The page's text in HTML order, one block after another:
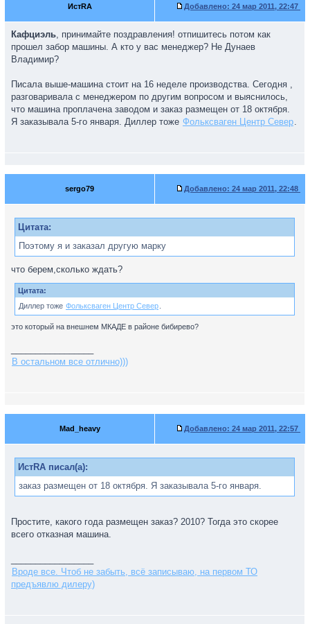
ИстRA Добавлено: 24 мар 2011, 22:47
Кафциэль, принимайте поздравления! отпишитесь потом как
прошел забор машины. А кто у вас менеджер? Не Дунаев
Владимир?
Писала выше-машина стоит на 16 неделе производства. Сегодня ,
разговаривала с менеджером по другим вопросом и выяснилось,
что машина проплачена заводом и заказ размещен от 18 октября.
Я заказывала 5-го января. Диллер тоже Фольксваген Центр Север.
sergo79 Добавлено: 24 мар 2011, 22:48
Цитата:
Поэтому я и заказал другую марку
что берем,сколько ждать?
Цитата:
Диллер тоже Фольксваген Центр Север
это который на внешнем МКАДЕ в районе бибирево?
В остальном все отлично)))
Mad_heavy Добавлено: 24 мар 2011, 22:57
ИстRA писал(а):
заказ размещен от 18 октября. Я заказывала 5-го января.
Простите, какого года размещен заказ? 2010? Тогда это скорее
всего отказная машина.
Вроде все. Чтоб не забыть, всё записываю, на первом ТО
предъявлю дилеру)